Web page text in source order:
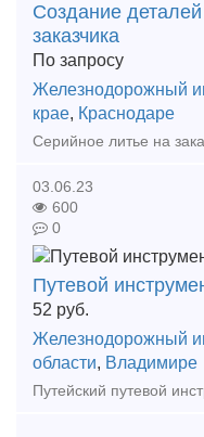
Создание
заказчика
По запросу
Железнодорожный
крае, Краснодаре
03.06.23
600
0
Путевой
52 руб.
Железнодорожный
области, Владимире